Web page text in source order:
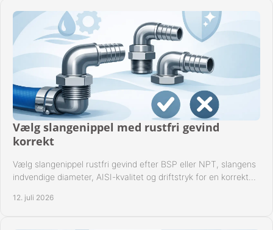
Vælg slangenippel med rustfri gevind
korrekt
Vælg slangenippel rustfri gevind efter BSP eller NPT, slangens
indvendige diameter, AISI-kvalitet og driftstryk for en korrekt
12. juli 2026